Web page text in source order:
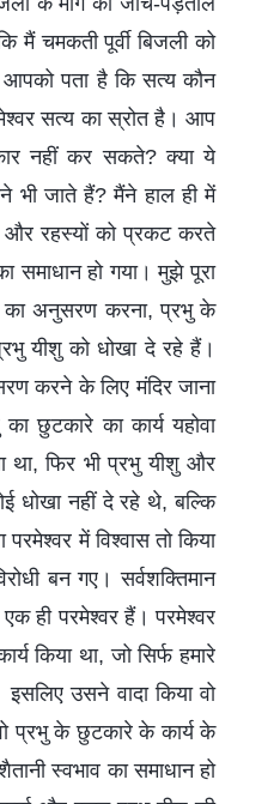
चमकती पूर्वी बिजली को
पता है कि सत्य कौन
सत्य का स्रोत है। आप
नहीं कर सकते? क्या ये
भी जाते हैं? मैंने हाल ही में
और रहस्यों को प्रकट करते
समाधान हो गया। मुझे पूरा
का अनुसरण करना, प्रभु के
यीशु को धोखा दे रहे हैं।
करने के लिए मंदिर जाना
छुटकारे का कार्य यहोवा
था, फिर भी प्रभु यीशु और
धोखा नहीं दे रहे थे, बल्कि
में विश्वास तो किया
बन गए। सर्वशक्तिमान
ही परमेश्वर हैं। परमेश्वर
था, जो सिर्फ हमारे
उसने वादा किया वो
प्रभु के छुटकारे के कार्य के
स्वभाव का समाधान हो